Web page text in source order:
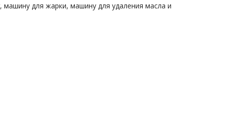
для жарки, машину для удаления масла и